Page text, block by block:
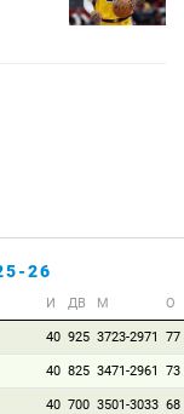
26
И ДВ М О
40 925 3723-2971 77
40 825 3471-2961 73
40 700 3501-3033 68